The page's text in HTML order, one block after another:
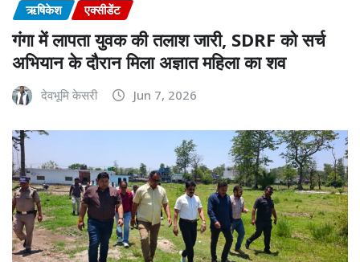
ऋषिकेश एक्सीडेंट
गंगा में लापता युवक की तलाश जारी, SDRF को सर्च
अभियान के दौरान मिला अज्ञात महिला का शव
देवभूमि केसरी Jun 7, 2026